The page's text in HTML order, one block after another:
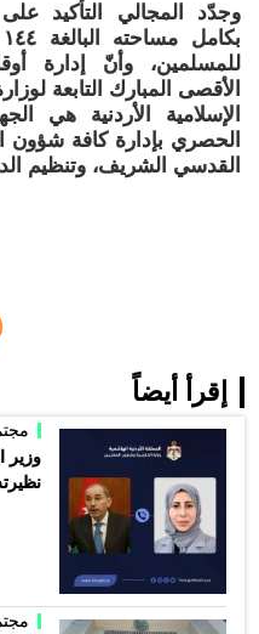
‏وجدّد المجالي التأكيد
للمسلمين، وأنّ إدارة
الأقصى المبارك التابعة
الإسلامية الأردنية هي
الحصري بإدارة كافة شؤون
القدسي الشريف، وتنظيم
إقرأ أيضاً
وزير